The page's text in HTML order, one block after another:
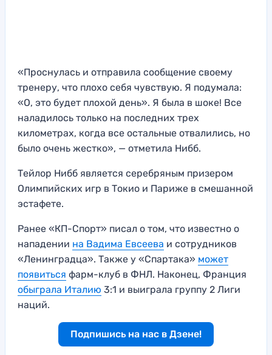
«Проснулась и отправила сообщение своему
тренеру, что плохо себя чувствую. Я подумала:
«О, это будет плохой день». Я была в шоке! Все
наладилось только на последних трех
километрах, когда все остальные отвалились, но
было очень жестко», — отметила Нибб.
Тейлор Нибб является серебряным призером
Олимпийских игр в Токио и Париже в смешанной
эстафете.
Ранее «КП-Спорт» писал о том, что известно о
нападении на Вадима Евсеева и сотрудников
«Ленинградца». Также у «Спартака» может
появиться фарм-клуб в ФНЛ. Наконец, Франция
обыграла Италию 3:1 и выиграла группу 2 Лиги
наций.
Подпишись на нас в Дзене!